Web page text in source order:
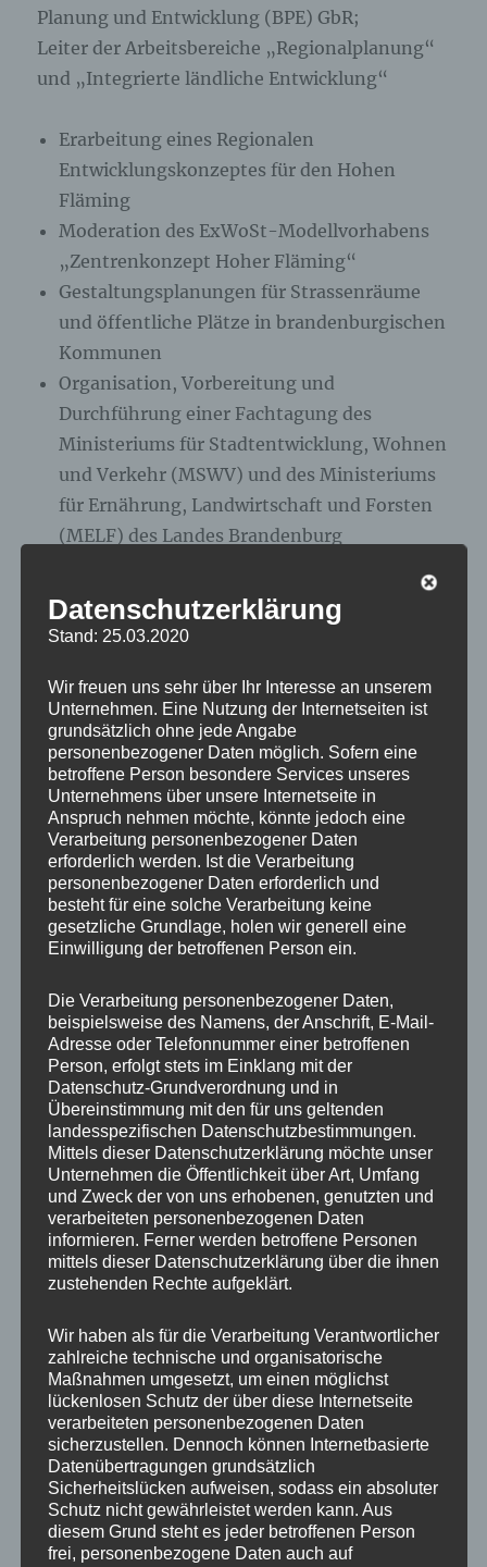
Planung und Entwicklung (BPE) GbR;
Leiter der Arbeitsbereiche „Regionalplanung“
und „Integrierte ländliche Entwicklung“
Erarbeitung eines Regionalen
Entwicklungskonzeptes für den Hohen
Fläming
Moderation des ExWoSt-Modellvorhabens
„Zentrenkonzept Hoher Fläming“
Gestaltungsplanungen für Strassenräume
und öffentliche Plätze in brandenburgischen
Kommunen
Organisation, Vorbereitung und
Durchführung einer Fachtagung des
Ministeriums für Stadtentwicklung, Wohnen
und Verkehr (MSWV) und des Ministeriums
für Ernährung, Landwirtschaft und Forsten
(MELF) des Landes Brandenburg
Flächennutzungsplan mit integriertem
Landschaftsplan für das Amt Letschin, Land
Februar 1993 – September 1994
Leiter des Aufgabenbereiches Raumplanung
und konzeptionelle Verkehrsplanung
Stadtraum – Gesellschaft für Raumplanung,
Städtebau und Verkehrstechnik mbH, Berlin
Gemeindeübergreifende
Entwicklungsplanung für das Amt
Löwenberg, Land Brandenburg
Verkehrsgutachten für das Vorhaben „Porta
Baltica“ an der Frankfurter Allee im Bezirk
Friedrichshain, Berlin
Parkraumkonzeption Königs Wusterhausen
– Neubaugebiet, Land Brandenburg
Gutachten zur Verkehrsberuhigung im
Samariterviertel in Berlin – Friedrichshain
Konzeption zur Schulwegsicherung in
Königs Wusterhausen
Neugestaltung der Verkehrsorganisation
und städtebauliche Gestaltung der
Bölschestrasse in Friedrichshagen in Berlin
– Köpenick
Beratung von Bewohnern einer
Grosswohnsiedlung in Köpenick zu Fragen
der Verkehrsberuhigung und zum
Parkraummanagement im Rahmen eines
Datenschutzerklärung
Stand: 25.03.2020
Wir freuen uns sehr über Ihr Interesse an unserem
Unternehmen. Eine Nutzung der Internetseiten ist
grundsätzlich ohne jede Angabe
personenbezogener Daten möglich. Sofern eine
betroffene Person besondere Services unseres
Unternehmens über unsere Internetseite in
Anspruch nehmen möchte, könnte jedoch eine
Verarbeitung personenbezogener Daten
erforderlich werden. Ist die Verarbeitung
personenbezogener Daten erforderlich und
besteht für eine solche Verarbeitung keine
gesetzliche Grundlage, holen wir generell eine
Einwilligung der betroffenen Person ein.
Die Verarbeitung personenbezogener Daten,
beispielsweise des Namens, der Anschrift, E-Mail-
Adresse oder Telefonnummer einer betroffenen
Person, erfolgt stets im Einklang mit der
Datenschutz-Grundverordnung und in
Übereinstimmung mit den für uns geltenden
landesspezifischen Datenschutzbestimmungen.
Mittels dieser Datenschutzerklärung möchte unser
Unternehmen die Öffentlichkeit über Art, Umfang
und Zweck der von uns erhobenen, genutzten und
verarbeiteten personenbezogenen Daten
informieren. Ferner werden betroffene Personen
mittels dieser Datenschutzerklärung über die ihnen
zustehenden Rechte aufgeklärt.
Wir haben als für die Verarbeitung Verantwortlicher
zahlreiche technische und organisatorische
Maßnahmen umgesetzt, um einen möglichst
lückenlosen Schutz der über diese Internetseite
verarbeiteten personenbezogenen Daten
sicherzustellen. Dennoch können Internetbasierte
Datenübertragungen grundsätzlich
Sicherheitslücken aufweisen, sodass ein absoluter
Schutz nicht gewährleistet werden kann. Aus
diesem Grund steht es jeder betroffenen Person
frei, personenbezogene Daten auch auf